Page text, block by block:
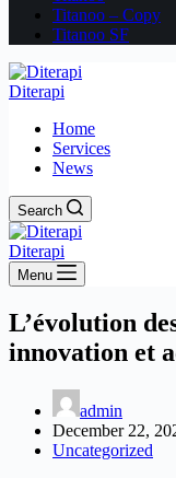
Titanoo – Copy
Titanoo SF
Diterapi
Home
Services
News
Search
Diterapi
Menu
L’évolution
innovation et
admin
December 22,
Uncategorized